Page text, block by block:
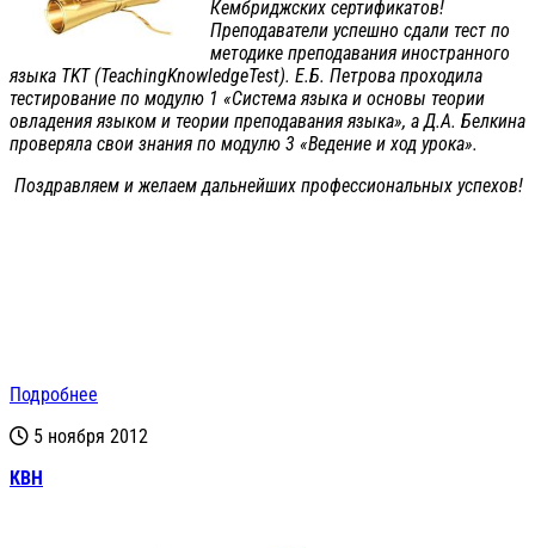
Кембриджских сертификатов!
Преподаватели успешно сдали тест по
методике преподавания иностранного
языка TKT (TeachingKnowledgeTest). Е.Б. Петрова проходила
тестирование по модулю 1 «Система языка и основы теории
овладения языком и теории преподавания языка», а Д.А. Белкина
проверяла свои знания по модулю 3 «Ведение и ход урока».
Поздравляем и желаем дальнейших профессиональных успехов!
Подробнее
5 ноября 2012
КВН